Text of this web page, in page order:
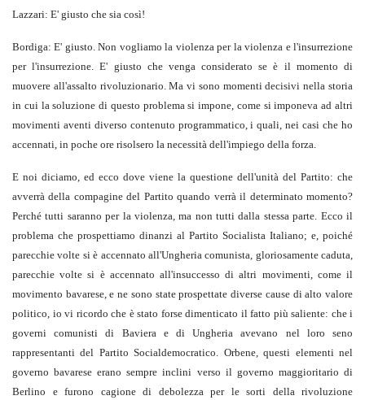
Lazzari: E' giusto che sia così!
Bordiga: E' giusto. Non vogliamo la violenza per la violenza e l'insurrezione
per l'insurrezione. E' giusto che venga considerato se è il momento di
muovere all'assalto rivoluzionario. Ma vi sono momenti decisivi nella storia
in cui la soluzione di questo problema si impone, come si imponeva ad altri
movimenti aventi diverso contenuto programmatico, i quali, nei casi che ho
accennati, in poche ore risolsero la necessità dell'impiego della forza.
E noi diciamo, ed ecco dove viene la questione dell'unità del Partito: che
avverrà della compagine del Partito quando verrà il determinato momento?
Perché tutti saranno per la violenza, ma non tutti dalla stessa parte. Ecco il
problema che prospettiamo dinanzi al Partito Socialista Italiano; e, poiché
parecchie volte si è accennato all'Ungheria comunista, gloriosamente caduta,
parecchie volte si è accennato all'insuccesso di altri movimenti, come il
movimento bavarese, e ne sono state prospettate diverse cause di alto valore
politico, io vi ricordo che è stato forse dimenticato il fatto più saliente: che i
governi comunisti di Baviera e di Ungheria avevano nel loro seno
rappresentanti del Partito Socialdemocratico. Orbene, questi elementi nel
governo bavarese erano sempre inclini verso il governo maggioritario di
Berlino e furono cagione di debolezza per le sorti della rivoluzione